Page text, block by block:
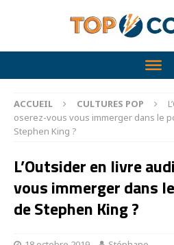
ACCUEIL CULTURES POP
oserez-vous vous immerger dans le
Stephen King ?
L’Outsider en livre
vous immerger dans
de Stephen King ?